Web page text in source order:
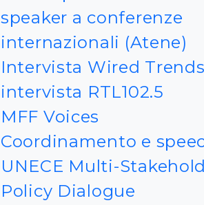
speaker a conferenze
internazionali (Atene)
Intervista Wired Trends
intervista RTL102.5
MFF Voices
Coordinamento e
UNECE Multi-
Policy Dialogue